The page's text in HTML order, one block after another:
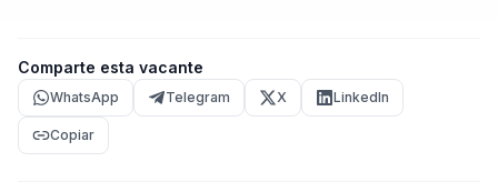
Comparte esta vacante
WhatsApp Telegram X LinkedIn
Copiar